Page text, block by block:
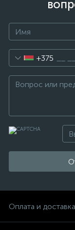
+375
Оплата и доставка